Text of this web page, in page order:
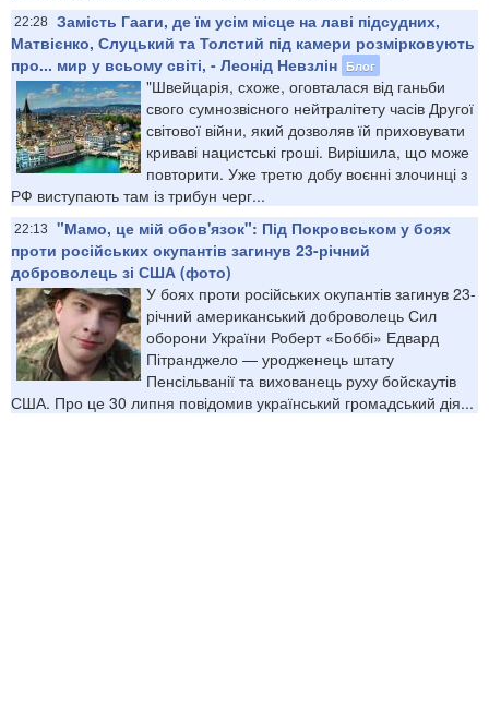
22:28 Замість Гааги, де їм усім місце на лаві підсудних,
Матвієнко, Слуцький та Толстий під камери розмірковують
про... мир у всьому світі, - Леонід Невзлін Блог
"Швейцарія, схоже, оговталася від ганьби
свого сумнозвісного нейтралітету часів Другої
світової війни, який дозволяв їй приховувати
криваві нацистські гроші. Вирішила, що може
повторити. Уже третю добу воєнні злочинці з
РФ виступають там із трибун черг...
22:13
"Мамо, це мій обов'язок": Під Покровськом у боях
проти російських окупантів загинув 23-річний
доброволець зі США (фото)
У боях проти російських окупантів загинув 23-
річний американський доброволець Сил
оборони України Роберт «Боббі» Едвард
Пітранджело — уродженець штату
Пенсільванії та вихованець руху бойскаутів
США. Про це 30 липня повідомив український громадський дія...